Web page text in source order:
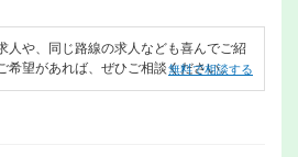
人や、同じ路線の求人なども喜んでご紹
希望があれば、ぜひご相談ください。
無料で相談する